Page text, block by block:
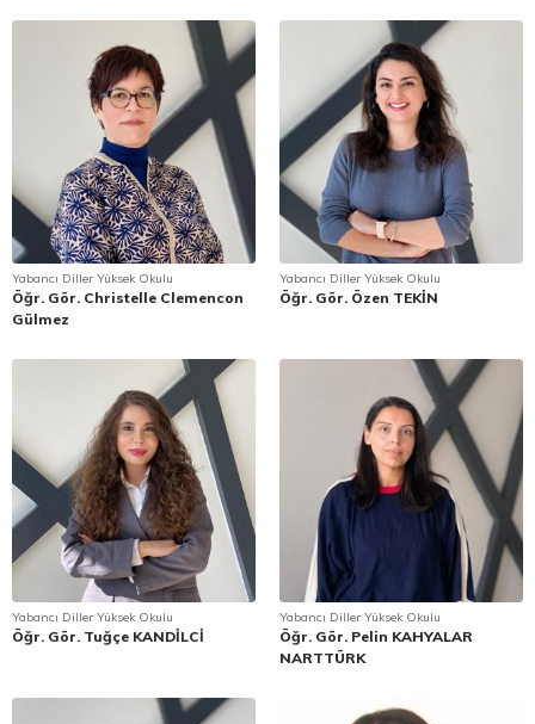
Yabancı Diller Yüksek Okulu
Öğr. Gör. Christelle Clemencon
Gülmez
Yabancı Diller Yüksek Okulu
Öğr. Gör. Özen TEKİN
Yabancı Diller Yüksek Okulu
Öğr. Gör. Tuğçe KANDİLCİ
Yabancı Diller Yüksek Okulu
Öğr. Gör. Pelin KAHYALAR
NARTTÜRK